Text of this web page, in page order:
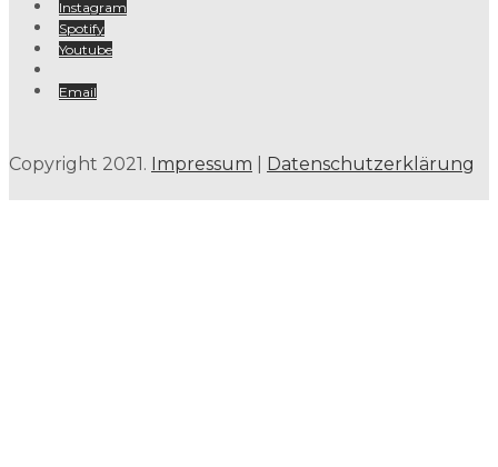
Instagram
Spotify
Youtube
Email
Copyright 2021. Impressum Datenschutzerklärung